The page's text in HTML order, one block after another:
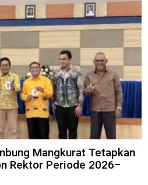
Mangkurat Tetapkan
Rektor Periode 2026–